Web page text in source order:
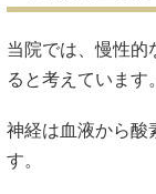
当院では、慢性的
ると考えています。
神経は血液から酸
す。